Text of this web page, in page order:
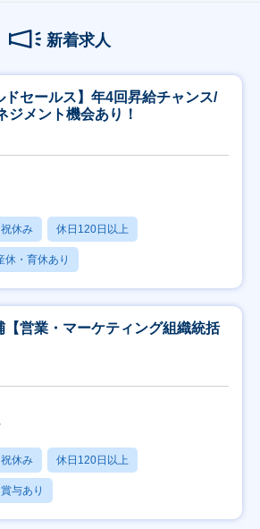
新着求人
ドセールス】年4回昇給チャンス/
ジメント機会あり！
休み 休日120日以上
休・育休あり
【営業・マーケティング組織統括
休み 休日120日以上
賞与あり